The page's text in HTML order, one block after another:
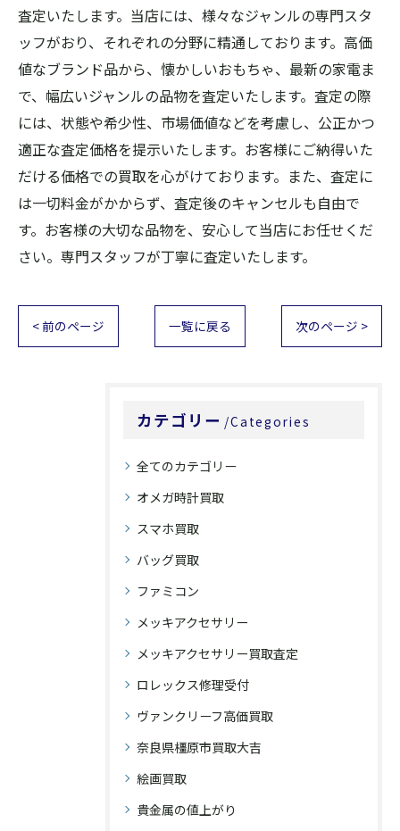
査定いたします。当店には、様々なジャンルの専門スタ
ッフがおり、それぞれの分野に精通しております。高価
値なブランド品から、懐かしいおもちゃ、最新の家電ま
で、幅広いジャンルの品物を査定いたします。査定の際
には、状態や希少性、市場価値などを考慮し、公正かつ
適正な査定価格を提示いたします。お客様にご納得いた
だける価格での買取を心がけております。また、査定に
は一切料金がかからず、査定後のキャンセルも自由で
す。お客様の大切な品物を、安心して当店にお任せくだ
さい。専門スタッフが丁寧に査定いたします。
< 前のページ 一覧に戻る 次のページ >
カテゴリー Categories
全てのカテゴリー
オメガ時計買取
スマホ買取
バッグ買取
ファミコン
メッキアクセサリー
メッキアクセサリー買取査定
ロレックス修理受付
ヴァンクリーフ高価買取
奈良県橿原市買取大吉
絵画買取
貴金属の値上がり